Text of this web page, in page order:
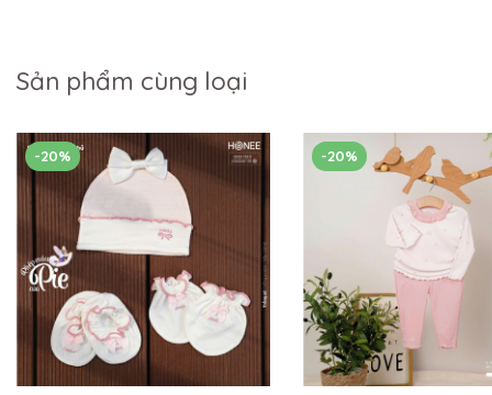
Sản phẩm cùng loại
-20% -20%